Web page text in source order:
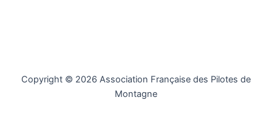
Copyright © 2026 Association Française des Pilotes de
Montagne